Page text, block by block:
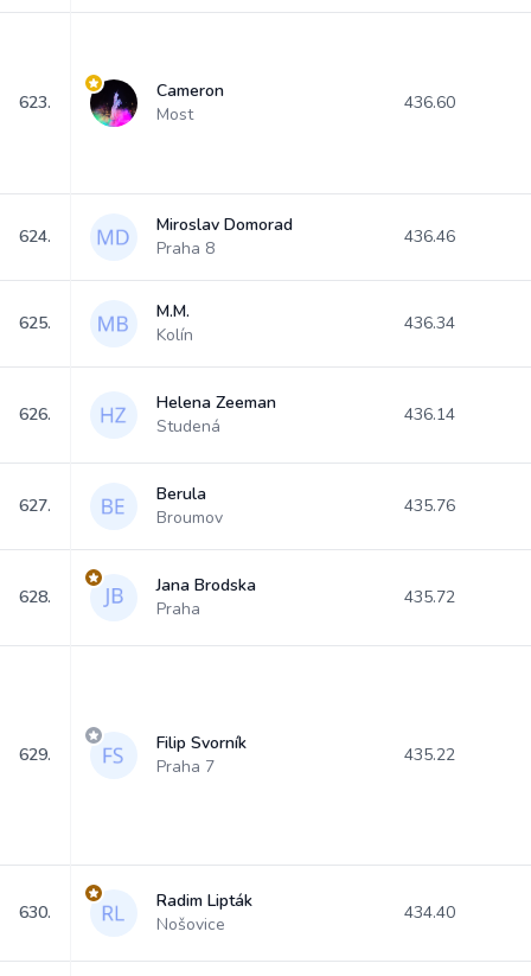
623.
Cameron
Most
436.60
624.
Miroslav Domorad
Praha 8
436.46
625.
M.M.
Kolín
436.34
626.
Helena Zeeman
Studená
436.14
627.
Berula
Broumov
435.76
628.
Jana Brodska
Praha
435.72
629.
Filip Svorník
Praha 7
435.22
630.
Radim Lipták
Nošovice
434.40